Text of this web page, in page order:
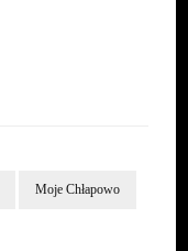
Moje Chłapowo